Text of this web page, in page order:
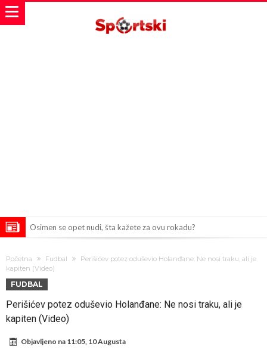
Osimen se opet nudi, šta kažete za ovu rokadu?
Sada je jasno zašto je došao: “Luda” klauzula iz Salahovog ugovora s
Turcima je otkrivena
Predsjednik velikana otkrio pregovore sa Dušanom Vlahovićem
Ronaldo objavio slike iz garaže. “Moje igračke”
Početna Fudbal
Perišićev potez oduševio Holanđane: Ne nosi traku, ali je
kapiten (Video)
FUDBAL
Perišićev potez oduševio Holanđane: Ne nosi traku, ali je
kapiten (Video)
Objavljeno na 11:05, 10 Augusta